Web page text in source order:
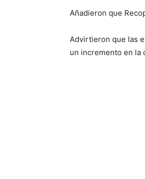
Añadieron que
Advirtieron que las
un incremento en la